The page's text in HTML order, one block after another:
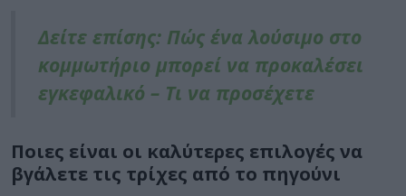
Δείτε επίσης: Πώς ένα λούσιμο στο
κομμωτήριο μπορεί να προκαλέσει
εγκεφαλικό – Τι να προσέχετε
Ποιες είναι οι καλύτερες επιλογές να
βγάλετε τις τρίχες από το πηγούνι